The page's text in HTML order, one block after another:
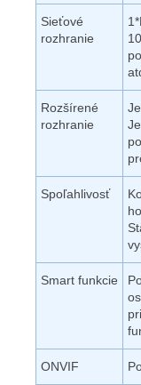
Sieťové
rozhranie
Rozšírené
rozhranie
Spoľahlivosť
Smart funkcie
ONVIF